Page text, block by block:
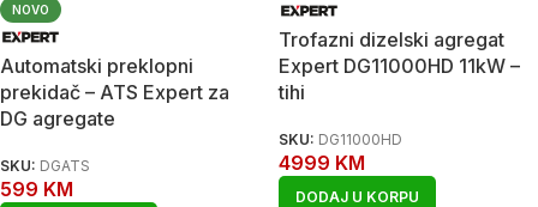
NOVO
Automatski preklopni
prekidač – ATS Expert za
DG agregate
SKU: DGATS
599 KM
Trofazni dizelski agregat
Expert DG11000HD 11kW –
tihi
SKU: DG11000HD
4999 KM
DODAJ U KORPU